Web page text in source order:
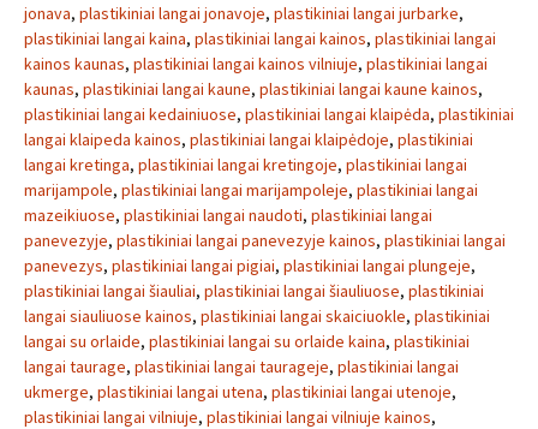
jonava, plastikiniai langai jonavoje, plastikiniai langai jurbarke,
plastikiniai langai kaina, plastikiniai langai kainos, plastikiniai langai
kainos kaunas, plastikiniai langai kainos vilniuje, plastikiniai langai
kaunas, plastikiniai langai kaune, plastikiniai langai kaune kainos,
plastikiniai langai kedainiuose, plastikiniai langai klaipėda, plastikiniai
langai klaipeda kainos, plastikiniai langai klaipėdoje, plastikiniai
langai kretinga, plastikiniai langai kretingoje, plastikiniai langai
marijampole, plastikiniai langai marijampoleje, plastikiniai langai
mazeikiuose, plastikiniai langai naudoti, plastikiniai langai
panevezyje, plastikiniai langai panevezyje kainos, plastikiniai langai
panevezys, plastikiniai langai pigiai, plastikiniai langai plungeje,
plastikiniai langai šiauliai, plastikiniai langai šiauliuose, plastikiniai
langai siauliuose kainos, plastikiniai langai skaiciuokle, plastikiniai
langai su orlaide, plastikiniai langai su orlaide kaina, plastikiniai
langai taurage, plastikiniai langai taurageje, plastikiniai langai
ukmerge, plastikiniai langai utena, plastikiniai langai utenoje,
plastikiniai langai vilniuje, plastikiniai langai vilniuje kainos,